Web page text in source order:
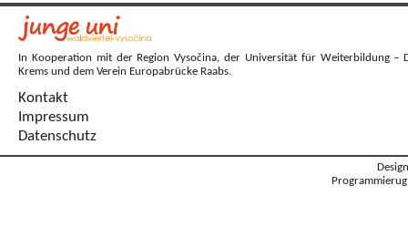
In Kooperation mit der Region Vysočina, der Universität für Weiterbildung –
Krems und dem Verein Europabrücke Raabs.
Kontakt
Impressum
Datenschutz